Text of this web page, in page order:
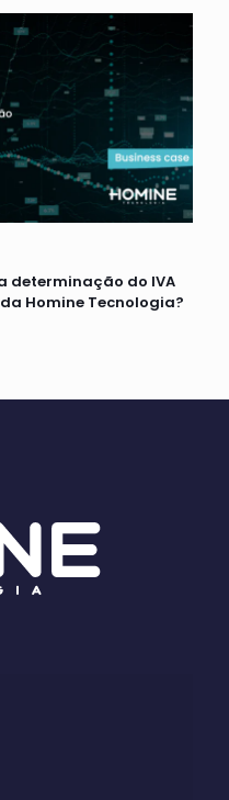
determinação do IVA
Homine Tecnologia?